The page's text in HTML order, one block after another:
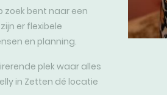
zoek bent naar een
er flexibele
en planning.
plek waar alles
in Zetten dé locatie